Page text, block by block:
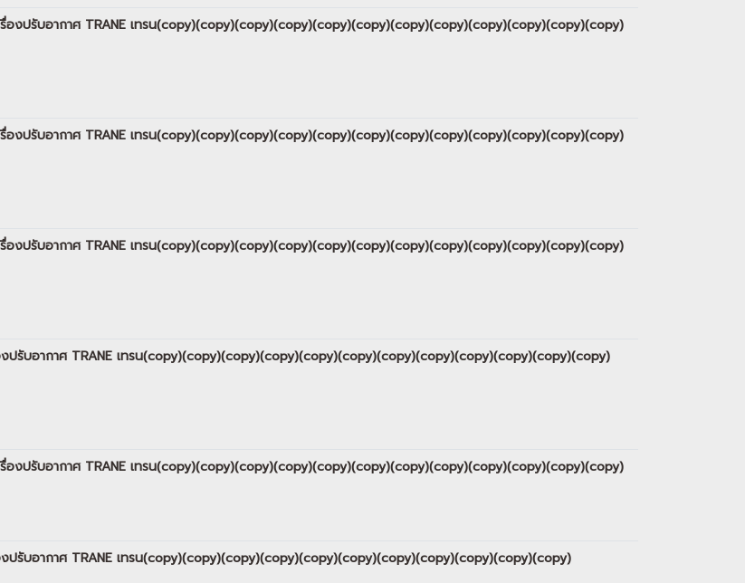
รื่องปรับอากาศ TRANE เทรน(copy)(copy)(copy)(copy)(copy)(copy)(copy)(copy)(copy)(copy)(copy)(copy)
รื่องปรับอากาศ TRANE เทรน(copy)(copy)(copy)(copy)(copy)(copy)(copy)(copy)(copy)(copy)(copy)(copy)
รื่องปรับอากาศ TRANE เทรน(copy)(copy)(copy)(copy)(copy)(copy)(copy)(copy)(copy)(copy)(copy)(copy)
งปรับอากาศ TRANE เทรน(copy)(copy)(copy)(copy)(copy)(copy)(copy)(copy)(copy)(copy)(copy)(copy)
รื่องปรับอากาศ TRANE เทรน(copy)(copy)(copy)(copy)(copy)(copy)(copy)(copy)(copy)(copy)(copy)(copy)
งปรับอากาศ TRANE เทรน(copy)(copy)(copy)(copy)(copy)(copy)(copy)(copy)(copy)(copy)(copy)